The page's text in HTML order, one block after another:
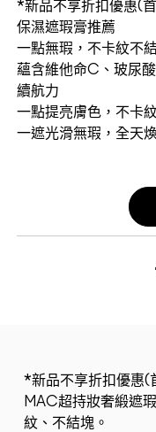
*新品不享折扣優惠(
保濕遮瑕膏推薦
一點無瑕，不卡紋不
蘊含維他命C、玻尿
續航力
一點提亮膚色，不卡
一遮光滑無瑕，全天
*新品不享折扣優惠(
MAC超持妝奢緞遮
紋、不結塊。